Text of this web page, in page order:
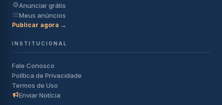
Anunciar grátis
Meus anúncios
Publicar agora →
INSTITUCIONAL
Fale Conosco
Política de Privacidade
Termos de Uso
Enviar Notícia